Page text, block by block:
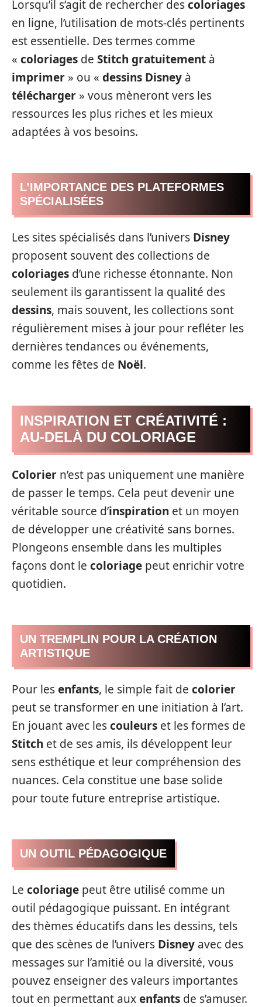
Lorsqu’il s’agit de rechercher descoloriages
en ligne, l’utilisation de mots-clés pertinents
est essentielle. Des termes comme
« coloriages de Stitch gratuitement à
imprimer » ou « dessins Disney à
télécharger » vous mèneront vers les
ressources les plus riches et les mieux
adaptées à vos besoins.
L’IMPORTANCE DES PLATEFORMES
SPÉCIALISÉES
Les sites spécialisés dans l’univers Disney
proposent souvent des collections de
coloriages d’une richesse étonnante. Non
seulement ils garantissent la qualité des
dessins, mais souvent, les collections sont
régulièrement mises à jour pour refléter les
dernières tendances ou événements,
comme les fêtes de Noël.
INSPIRATION ET CRÉATIVITÉ :
AU-DELÀ DU COLORIAGE
Colorier n’est pas uniquement une manière
de passer le temps. Cela peut devenir une
véritable source d’inspiration et un moyen
de développer une créativité sans bornes.
Plongeons ensemble dans les multiples
façons dont le coloriage peut enrichir votre
quotidien.
UN TREMPLIN POUR LA CRÉATION
ARTISTIQUE
Pour lesenfants, le simple fait de colorier
peut se transformer en une initiation à l’art.
En jouant avec lescouleurs et les formes de
Stitch et de ses amis, ils développent leur
sens esthétique et leur compréhension des
nuances. Cela constitue une base solide
pour toute future entreprise artistique.
UN OUTIL PÉDAGOGIQUE
Le coloriage peut être utilisé comme un
outil pédagogique puissant. En intégrant
des thèmes éducatifs dans les dessins, tels
que des scènes de l’univers Disney avec des
messages sur l’amitié ou la diversité, vous
pouvez enseigner des valeurs importantes
tout en permettant auxenfants de s’amuser.